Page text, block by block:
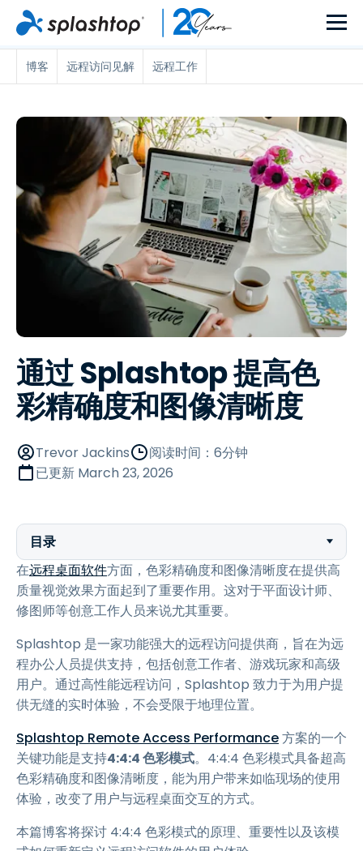
博客 远程访问见解 远程工作
通过 Splashtop 提高色
彩精确度和图像清晰度
Trevor Jackins
阅读时间：6分钟
已更新 March 23, 2026
目录
在远程桌面软件方面，色彩精确度和图像清晰度在提供高
质量视觉效果方面起到了重要作用。这对于平面设计师、
修图师等创意工作人员来说尤其重要。
Splashtop 是一家功能强大的远程访问提供商，旨在为远
程办公人员提供支持，包括创意工作者、游戏玩家和高级
用户。通过高性能远程访问，Splashtop 致力于为用户提
供无缝的实时体验，不会受限于地理位置。
Splashtop Remote Access Performance方案的一个
关键功能是支持4:4:4 色彩模式。4:4:4 色彩模式具备超高
色彩精确度和图像清晰度，能为用户带来如临现场的使用
体验，改变了用户与远程桌面交互的方式。
本篇博客将探讨 4:4:4 色彩模式的原理、重要性以及该模